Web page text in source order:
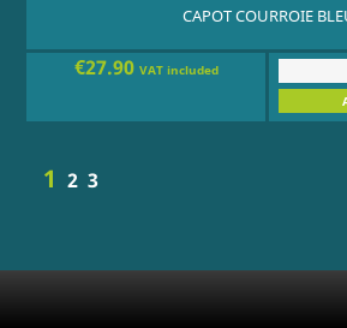
CAPOT COURROIE
€27.90 VAT included
1 2 3